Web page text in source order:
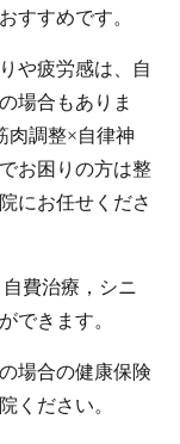
すすめです。
や疲労感は、自
場合もありま
肉調整×自律神
お困りの方は整
にお任せくださ
費治療，シニ
できます。
場合の健康保険
ください。